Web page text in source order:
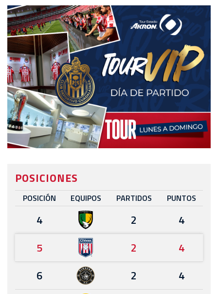
POSICIONES
POSICIÓN EQUIPOS PARTIDOS PUNTOS
4 2
4
5
2
4
6
2
4